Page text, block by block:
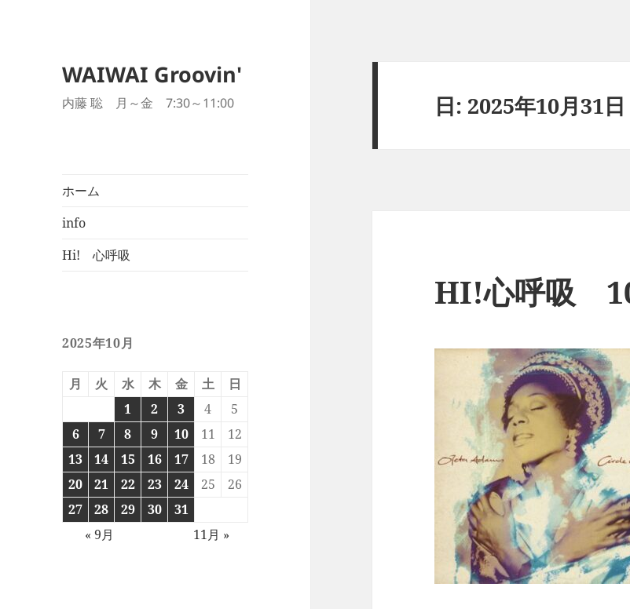
WAIWAI Groovin'
内藤 聡 月～金 7:30～11:00
ホーム
info
Hi! 心呼吸
2025年10月
月 火 水 木 金 土
日
1
2 3 4
5
6
7 8 9 10 11
12
13
14 15 16 17 18
19
20
21 22 23 24 25
26
27
28 29 30
31
« 9月
11月 »
日: 2025年10月31日
HI!心呼吸 10